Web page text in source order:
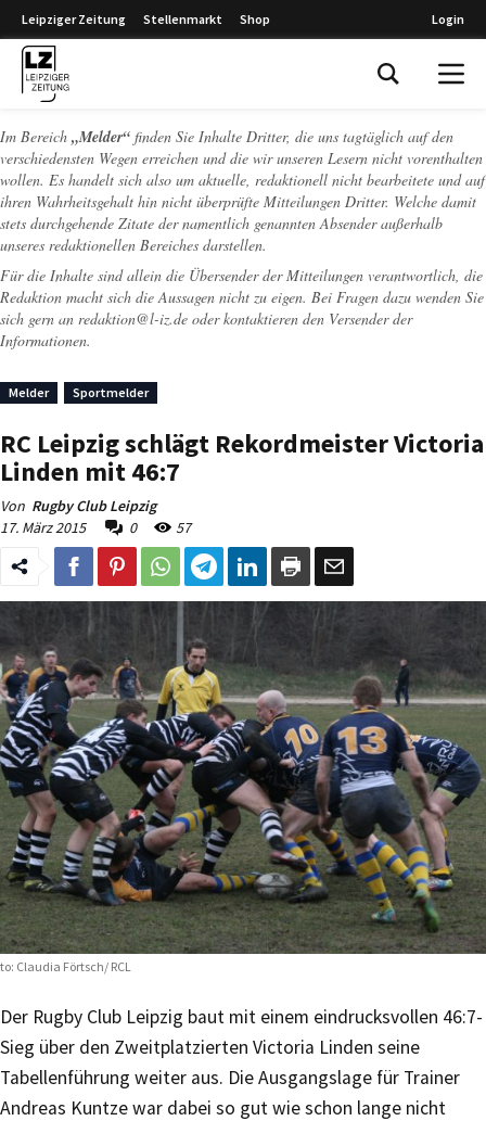
Leipziger Zeitung Stellenmarkt Shop Login
Im Bereich „Melder“ finden Sie Inhalte Dritter, die uns tagtäglich auf den
verschiedensten Wegen erreichen und die wir unseren Lesern nicht vorenthalten
wollen. Es handelt sich also um aktuelle, redaktionell nicht bearbeitete und auf
ihren Wahrheitsgehalt hin nicht überprüfte Mitteilungen Dritter. Welche damit
stets durchgehende Zitate der namentlich genannten Absender außerhalb
unseres redaktionellen Bereiches darstellen.
Für die Inhalte sind allein die Übersender der Mitteilungen verantwortlich, die
Redaktion macht sich die Aussagen nicht zu eigen. Bei Fragen dazu wenden Sie
sich gern an redaktion@l-iz.de oder kontaktieren den Versender der
Informationen.
Melder Sportmelder
RC Leipzig schlägt Rekordmeister Victoria
Linden mit 46:7
Von Rugby Club Leipzig
17. März 2015
0 57
Claudia Förtsch/ RCL
Der Rugby Club Leipzig baut mit einem eindrucksvollen 46:7-
Sieg über den Zweitplatzierten Victoria Linden seine
Tabellenführung weiter aus. Die Ausgangslage für Trainer
Andreas Kuntze war dabei so gut wie schon lange nicht